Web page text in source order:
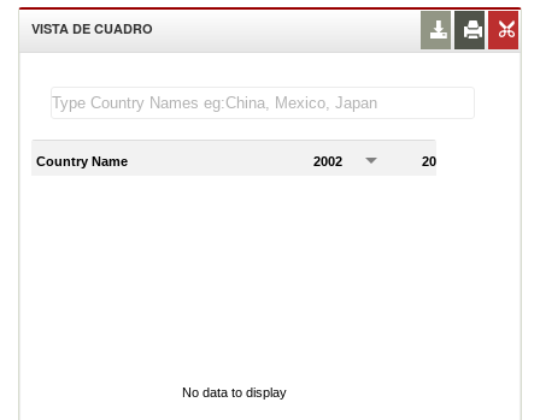
VISTA DE CUADRO
Country Name 2002 2003
No data to display